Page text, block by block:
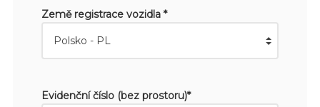
Země registrace vozidla *
Evidenční číslo (bez prostoru)*